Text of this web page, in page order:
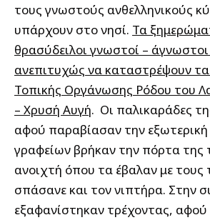
τους γνωστούς ανθελληνικούς
υπάρχουν στο νησί. Τα
θρασύδειλοι γνωστοί –
ανεπιτυχώς να καταστρέψουν
Τοπικής Οργάνωσης Ρόδου του
– Χρυσή Αυγή. Οι παλικαράδες
αφού παραβίασαν την
γραφείων βρήκαν την πόρτα της
ανοιχτή όπου τα έβαλαν με τους
σπάσανε και τον νιπτήρα. Στην
εξαφανίστηκαν τρέχοντας,